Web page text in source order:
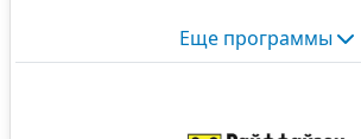
Еще программы